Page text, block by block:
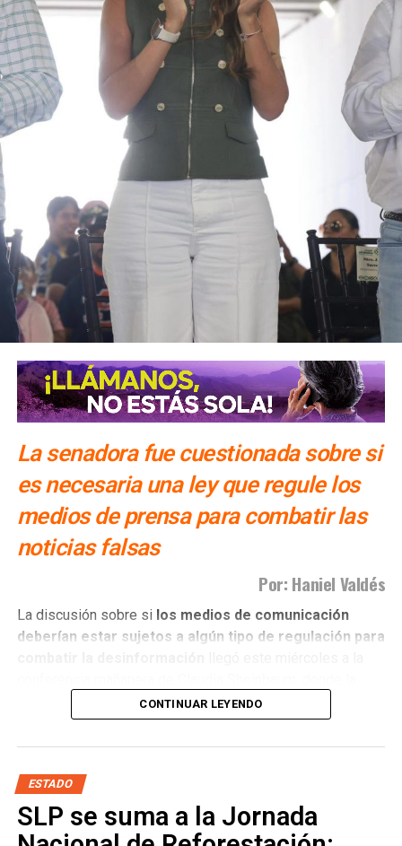
ARTÍCULOS RELACIONADOS:
COLONIA VIADUCTO PIEDAD
IZTACALCO
LEONES PROFEPA
SIGUIENTE
SCT hará públicos los audios del accidente aéreo en
Puebla
Gama Basarte pide a la Guardia Nacional garantizar
seguridad en carreteras
La senadora fue cuestionada sobre si
es necesaria una ley que regule los
medios de prensa para combatir las
noticias falsas
Por: Haniel Valdés
La discusión sobre si los medios de comunicación
deberían estar sujetos a algún tipo de regulación para
presidenta hizo un llamado a que quienes ejercen el
periodismo actúen con ética y apego a la verdad.
nuevo, pero que sigue generando posiciones encontradas:
¿cómo combatir la circulación de noticias falsas y la
desinformación sin convertir una regulación de los
CONTINUAR LEYENDO
ESTADO
SLP se suma a la Jornada